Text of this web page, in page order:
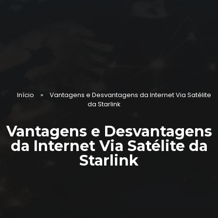
Início »
Vantagens e Desvantagens da Internet Via Satélite
da Starlink
Vantagens e Desvantagens
da Internet Via Satélite da
Starlink